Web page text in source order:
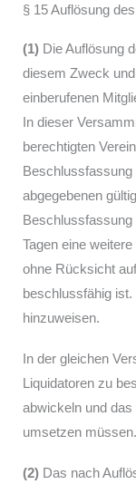
§ 15 Auflösung
(1) Die Auflösung
diesem Zweck
einberufenen
In dieser
berechtigten
Beschlussfassung
abgegebenen
Beschlussfassung
Tagen eine
ohne Rücksicht
beschlussfähig
hinzuweisen.
In der gleichen
Liquidatoren zu
abwickeln und
umsetzen müssen.
(2) Das nach